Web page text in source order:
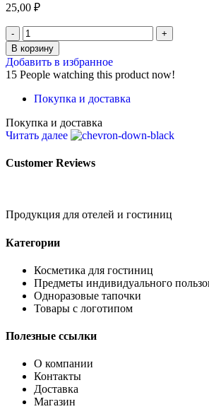
25,00 ₽
В корзину
Добавить в избранное
15 People watching this product now!
Покупка и доставка
Покупка и доставка
Читать далее
Customer Reviews
Продукция для отелей и гостиниц
Категории
Косметика для гостиниц
Предметы индивидуального
Одноразовые тапочки
Товары с логотипом
Полезные ссылки
О компании
Контакты
Доставка
Магазин